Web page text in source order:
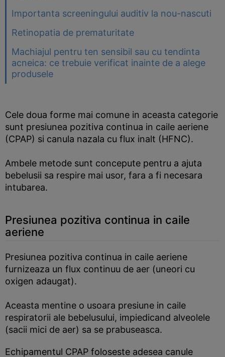
Importanta screeningului auditiv la nou-nascuti
Retinopatia de prematuritate
Machiajul pentru ten sensibil sau cu tendinta
acneica: ce trebuie verificat inainte de a alege
produsele
Cele doua forme mai comune in aceasta categorie
sunt presiunea pozitiva continua in caile aeriene
(CPAP) si canula nazala cu flux inalt (HFNC).
Ambele metode sunt concepute pentru a ajuta
bebelusii sa respire mai usor, fara a fi necesara
intubarea.
Presiunea pozitiva continua in caile
aeriene
Presiunea pozitiva continua in caile aeriene
furnizeaza un flux continuu de aer (uneori cu
oxigen adaugat).
Aceasta mentine o usoara presiune in caile
respiratorii ale bebelusului, impiedicand alveolele
(sacii mici de aer) sa se prabuseasca.
Echipamentul CPAP foloseste adesea canule